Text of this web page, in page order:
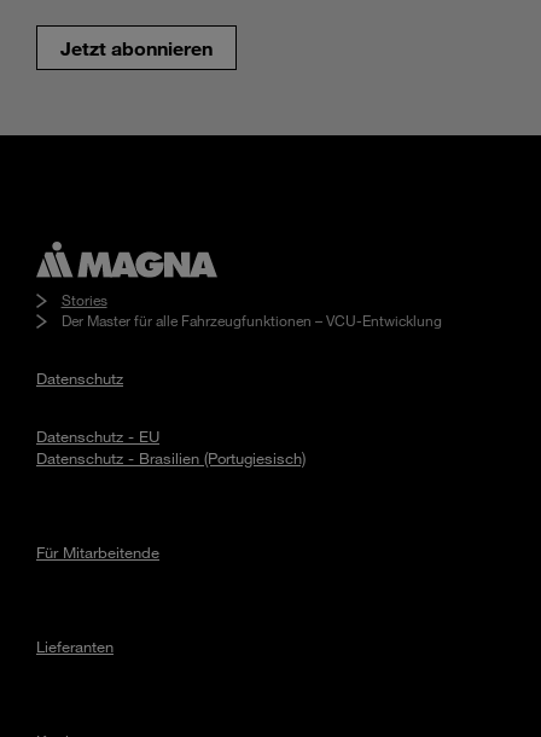
Jetzt abonnieren
Stories
Der Master für alle Fahrzeugfunktionen – VCU-Entwicklung
Datenschutz
Datenschutz - EU
Datenschutz - Brasilien (Portugiesisch)
Für Mitarbeitende
Lieferanten